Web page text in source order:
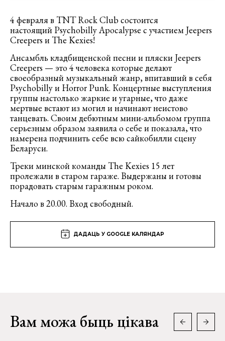
4 февраля в TNT Rock Club состоится
настоящий Psychobilly Apocalypse с участием Jeepers
Creepers и The Kexies!
Ансамбль кладбищенской песни и пляски Jeepers
Creepers — это 4 человека которые делают
своеобразный музыкальный жанр, впитавший в себя
Psychobilly и Horror Punk. Концертные выступления
группы настолько жаркие и угарные, что даже
мертвые встают из могил и начинают неистово
танцевать. Своим дебютным мини-альбомом группа
серьезным образом заявила о себе и показала, что
намерена подчинить себе всю сайкобилли сцену
Беларуси.
Треки минской команды The Kexies 15 лет
пролежали в старом гараже. Выдержаны и готовы
порадовать старым гаражным роком.
Начало в 20.00. Вход свободный.
ДАДАЦЬ У GOOGLE КАЛЯНДАР
Вам можа быць цікава